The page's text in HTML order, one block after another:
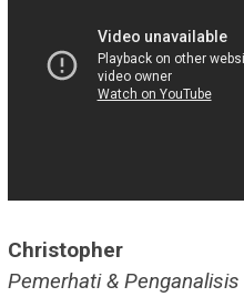
Christopher
Pemerhati &